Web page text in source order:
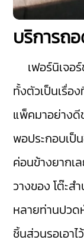
บริการถ
เฟอร์นิเจอ
ทั้งตัวเป็นเรื่อ
แพ็คมาอย่างดี
พอประกอบเป็
ค่อนข้างยากเ
วางของ โต๊ะ
หลายท่านปวด
ชิ้นส่วนรอเอา